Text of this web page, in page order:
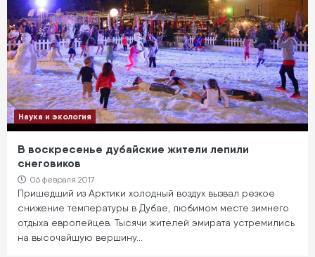
Наука и экология
В воскресенье дубайские жители лепили
снеговиков
06 февраля 2017
Пришедший из Арктики холодный воздух вызвал резкое
снижение температуры в Дубае, любимом месте зимнего
отдыха европейцев. Тысячи жителей эмирата устремились
на высочайшую вершину…